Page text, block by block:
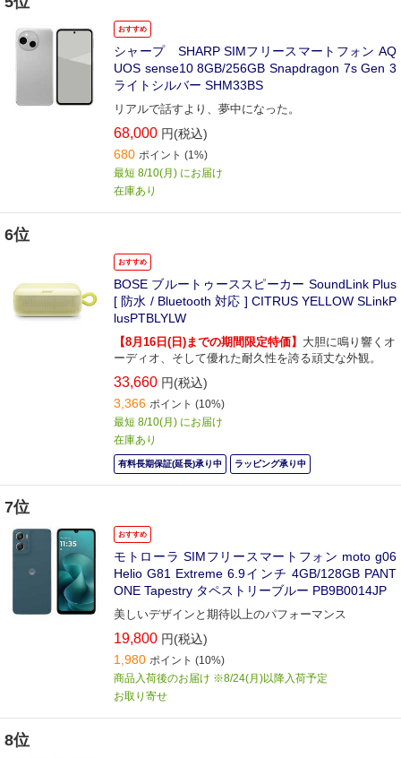
おすすめ
シャープ SHARP SIMフリースマートフォン AQ
UOS sense10 8GB/256GB Snapdragon 7s Gen 3
ライトシルバー SHM33BS
リアルで話すより、夢中になった。
68,000 円(税込)
680 ポイント (1%)
最短 8/10(月) にお届け
在庫あり
6位
おすすめ
BOSE ブルートゥーススピーカー SoundLink Plus
[ 防水 / Bluetooth 対応 ] CITRUS YELLOW SLinkP
lusPTBLYLW
【8月16日(日)までの期間限定特価】 大胆に鳴り響くオ
ーディオ、そして優れた耐久性を誇る頑丈な外観。
33,660 円(税込)
3,366 ポイント (10%)
最短 8/10(月) にお届け
在庫あり
有料長期保証(延長)承り中 ラッピング承り中
7位
おすすめ
モトローラ SIMフリースマートフォン moto g06
Helio G81 Extreme 6.9インチ 4GB/128GB PANT
ONE Tapestry タペストリーブルー PB9B0014JP
美しいデザインと期待以上のパフォーマンス
19,800 円(税込)
1,980 ポイント (10%)
商品入荷後のお届け ※8/24(月)以降入荷予定
お取り寄せ
8位